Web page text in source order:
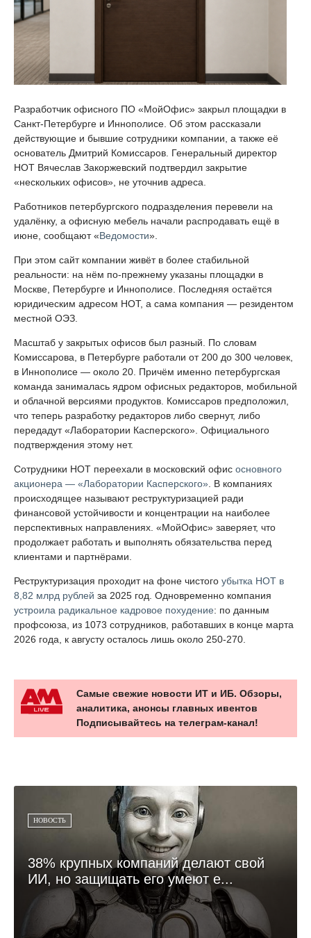
Разработчик офисного ПО «МойОфис» закрыл площадки в
Санкт-Петербурге и Иннополисе. Об этом рассказали
действующие и бывшие сотрудники компании, а также её
основатель Дмитрий Комиссаров. Генеральный директор
НОТ Вячеслав Закоржевский подтвердил закрытие
«нескольких офисов», не уточнив адреса.
Работников петербургского подразделения перевели на
удалёнку, а офисную мебель начали распродавать ещё в
июне, сообщают «Ведомости».
При этом сайт компании живёт в более стабильной
реальности: на нём по-прежнему указаны площадки в
Москве, Петербурге и Иннополисе. Последняя остаётся
юридическим адресом НОТ, а сама компания — резидентом
местной ОЭЗ.
Масштаб у закрытых офисов был разный. По словам
Комиссарова, в Петербурге работали от 200 до 300 человек,
в Иннополисе — около 20. Причём именно петербургская
команда занималась ядром офисных редакторов, мобильной
и облачной версиями продуктов. Комиссаров предположил,
что теперь разработку редакторов либо свернут, либо
передадут «Лаборатории Касперского». Официального
подтверждения этому нет.
Сотрудники НОТ переехали в московский офис основного
акционера — «Лаборатории Касперского» . В компаниях
происходящее называют реструктуризацией ради
финансовой устойчивости и концентрации на наиболее
перспективных направлениях. «МойОфис» заверяет, что
продолжает работать и выполнять обязательства перед
клиентами и партнёрами.
Реструктуризация проходит на фоне чистого убытка НОТ в
8,82 млрд рублей за 2025 год. Одновременно компания
устроила радикальное кадровое похудение: по данным
профсоюза, из 1073 сотрудников, работавших в конце марта
2026 года, к августу осталось лишь около 250-270.
Самые свежие новости ИТ и ИБ. Обзоры,
аналитика, анонсы главных ивентов
Подписывайтесь на телеграм-канал!
НОВОСТЬ
38% крупных компаний делают свой
ИИ, но защищать его умеют е...